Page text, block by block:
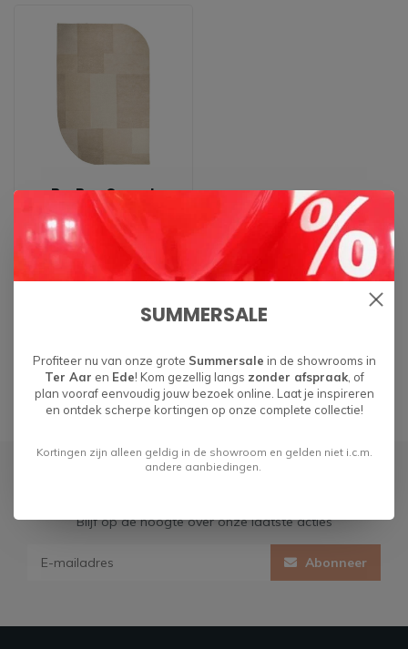
By-Boo Carpet
Contour - beige
€469,00
Blijf op de hoogte over onze laatste acties
Abonneer
SUMMERSALE
Profiteer nu van onze grote Summersale in de showrooms in
Ter Aar en Ede! Kom gezellig langs zonder afspraak, of
plan vooraf eenvoudig jouw bezoek online. Laat je inspireren
en ontdek scherpe kortingen op onze complete collectie!
Kortingen zijn alleen geldig in de showroom en gelden niet i.c.m.
andere aanbiedingen.